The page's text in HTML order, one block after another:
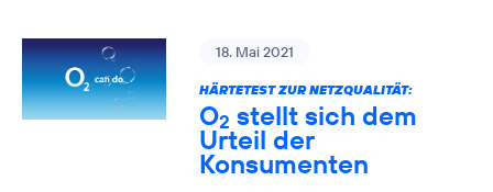
18. Mai 2021
HÄRTETEST ZUR NETZQUALITÄT:
O2 stellt sich dem
Urteil der
Konsumenten